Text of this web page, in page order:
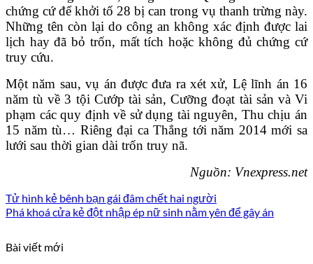
chứng cứ để khởi tố 28 bị can trong vụ thanh trừng này.
Những tên còn lại do công an không xác định được lai
lịch hay đã bỏ trốn, mất tích hoặc không đủ chứng cứ
truy cứu.
Một năm sau, vụ án được đưa ra xét xử, Lệ lĩnh án 16
năm tù về 3 tội Cướp tài sản, Cưỡng đoạt tài sản và Vi
phạm các quy định về sử dụng tài nguyên, Thu chịu án
15 năm tù… Riêng đại ca Thắng tới năm 2014 mới sa
lưới sau thời gian dài trốn truy nã.
Nguồn: Vnexpress.net
Tử hình kẻ bênh bạn gái đâm chết hai người
Phá khoá cửa kẻ đột nhập ép nữ sinh nằm yên để gây án
Bài viết mới